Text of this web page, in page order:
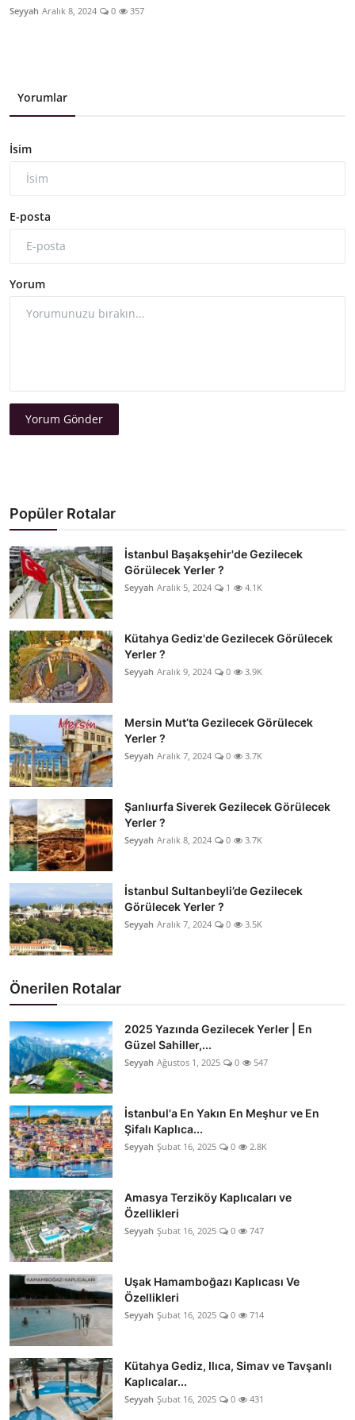
Seyyah Aralık 8, 2024 0 357
Yorumlar
İsim
E-posta
Yorum
Yorum Gönder
Popüler Rotalar
İstanbul Başakşehir'de Gezilecek
Görülecek Yerler ?
Seyyah Aralık 5, 2024 1 4.1K
Kütahya Gediz'de Gezilecek Görülecek
Yerler ?
Seyyah Aralık 9, 2024 0 3.9K
Mersin Mut’ta Gezilecek Görülecek
Yerler ?
Seyyah Aralık 7, 2024 0 3.7K
Şanlıurfa Siverek Gezilecek Görülecek
Yerler ?
Seyyah Aralık 8, 2024 0 3.7K
İstanbul Sultanbeyli’de Gezilecek
Görülecek Yerler ?
Seyyah Aralık 7, 2024 0 3.5K
Önerilen Rotalar
2025 Yazında Gezilecek Yerler | En
Güzel Sahiller,...
Seyyah Ağustos 1, 2025 0 547
İstanbul'a En Yakın En Meşhur ve En
Şifalı Kaplıca...
Seyyah Şubat 16, 2025 0 2.8K
Amasya Terziköy Kaplıcaları ve
Özellikleri
Seyyah Şubat 16, 2025 0 747
Uşak Hamamboğazı Kaplıcası Ve
Özellikleri
Seyyah Şubat 16, 2025 0 714
Kütahya Gediz, Ilıca, Simav ve Tavşanlı
Kaplıcalar...
Seyyah Şubat 16, 2025 0 431